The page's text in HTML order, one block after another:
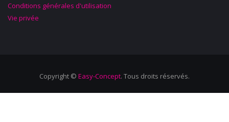
Conditions générales d'utilisation
Vie privée
Copyright © Easy-Concept. Tous droits réservés.